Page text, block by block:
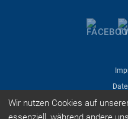
Cookie-
Wir nutzen Cookies auf